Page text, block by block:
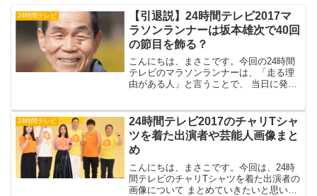
24時間テレビ
【引退説】24時間テレビ2017マ
ラソンランナーは坂本雄次で40回
の節目を飾る？
こんにちは、まさこです。今回の24時間
テレビのマラソンランナーは、「走る理
由がある人」と言うことで、 当日に発表
予想、ネタ予想について今までにまとめ
てきました。そこで...
24時間テレビ
24時間テレビ2017のチャリTシャ
ツを着た出演者や芸能人画像まと
め
こんにちは、まさこです。今回は、24時
間テレビのチャリTシャツを着た出演者の
画像について まとめていきたいと思いま